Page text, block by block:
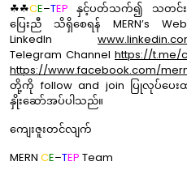
☘☘CE–TEP နှင့်ပတ်သက်၍ သတင်း
ပြေးညီ သိရှိစေရန် MERN’s
LinkedIn
Telegram Channel https://t.me/
https://www.facebook.com/
တို့ကို follow and join ပြုလုပ်ပေ
နှိုးဆော်အပ်ပါသည်။
ကျေးဇူးတင်လျက်
MERN CE–TEP Team